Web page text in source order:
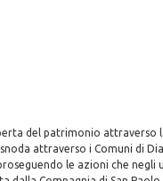
del patrimonio attraverso
attraverso i Comuni di
le azioni che negli